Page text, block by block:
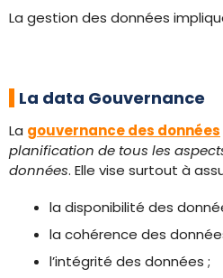
La gestion des données
La data Gouvernance
La gouvernance des données
planification de tous les
données. Elle vise surtout à
la disponibilité des
la cohérence des
l’intégrité des données ;